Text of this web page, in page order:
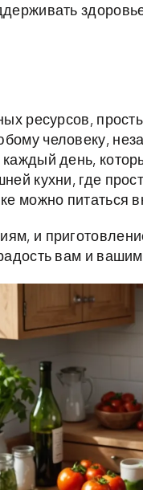
ресурсов,
человеку,
день,
кухни, где
можно питаться
и
вам и